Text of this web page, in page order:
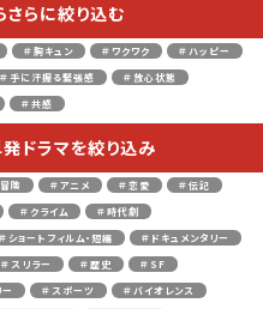
らに絞り込む
＃胸キュン ＃ワクワク
＃ハッピー
＃手に汗握る緊張感
＃放心状態
＃共感
ドラマを絞り込み
険 ＃アニメ ＃恋愛
＃伝記
＃クライム
＃時代劇
＃ショートフィルム・短編
＃ドキュメンタリー
＃スリラー ＃歴史
＃SF
＃スポーツ
＃バイオレンス